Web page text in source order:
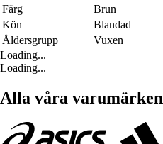
Färg
Brun
Kön
Blandad
Åldersgrupp
Vuxen
Loading...
Loading...
Alla våra varumärken